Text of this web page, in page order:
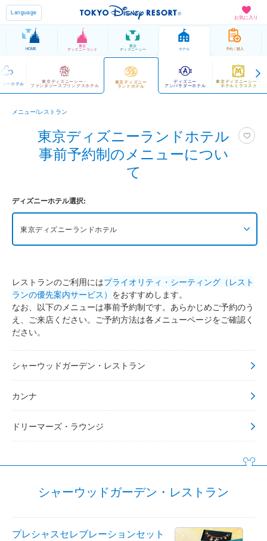
お気に入り
Language
HOME
東京
ディズニーランド
東京
ディズニーシー ホテル 予約 / 購入
ニーホテル 東京ディズニーシー・
ファンタジースプリングスホテル
東京ディズニー
ランドホテル
ディズニー
アンバサダーホテル
東京ディズニーシー・
ホテルミラコスタ
メニュー/レストラン
東京ディズニーランドホテル
事前予約制のメニューについ
て
ディズニーホテル選択:
東京ディズニーランドホテル
東京ディズニーランドホテル
ディズニーアンバサダーホテル
東京ディズニーシー・ホテルミラコスタ
レストランのご利用にはプライオリティ・シーティング（レスト
ランの優先案内サービス） をおすすめします。
なお、以下のメニューは事前予約制です。あらかじめご予約のう
え、ご来店ください。ご予約方法は各メニューページをご確認く
ださい。
シャーウッドガーデン・レストラン
カンナ
ドリーマーズ・ラウンジ
シャーウッドガーデン・レストラン
プレシャスセレブレーションセット